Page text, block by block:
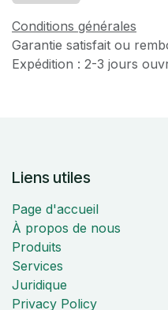
Conditions générales
Garantie satisfait ou
Expédition : 2-3 jours
Liens utiles
Page d'accueil
À propos de nous
Produits
Services
Juridique
Privacy Policy